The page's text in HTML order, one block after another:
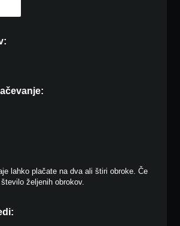
lahko plačate na dva ali štiri obroke. Če
željenih obrokov.